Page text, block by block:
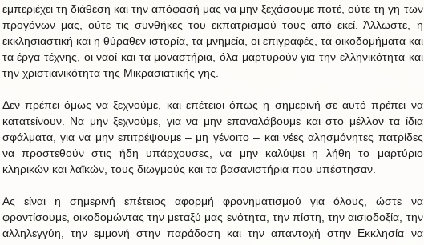
εμπεριέχει τη διάθεση και την απόφασή μας να μην ξεχάσουμε ποτέ, ούτε τη γη των
προγόνων μας, ούτε τις συνθήκες του εκπατρισμού τους από εκεί. Άλλωστε, η
εκκλησιαστική και η θύραθεν ιστορία, τα μνημεία, οι επιγραφές, τα οικοδομήματα και
τα έργα τέχνης, οι ναοί και τα μοναστήρια, όλα μαρτυρούν για την ελληνικότητα και
την χριστιανικότητα της Μικρασιατικής γης.
Δεν πρέπει όμως να ξεχνούμε, και επέτειοι όπως η σημερινή σε αυτό πρέπει να
κατατείνουν. Να μην ξεχνούμε, για να μην επαναλάβουμε και στο μέλλον τα ίδια
σφάλματα, για να μην επιτρέψουμε – μη γένοιτο – και νέες αλησμόνητες πατρίδες
να προστεθούν στις ήδη υπάρχουσες, να μην καλύψει η λήθη το μαρτύριο
κληρικών και λαϊκών, τους διωγμούς και τα βασανιστήρια που υπέστησαν.
Ας είναι η σημερινή επέτειος αφορμή φρονηματισμού για όλους, ώστε να
φροντίσουμε, οικοδομώντας την μεταξύ μας ενότητα, την πίστη, την αισιοδοξία, την
αλληλεγγύη, την εμμονή στην παράδοση και την απαντοχή στην Εκκλησία να